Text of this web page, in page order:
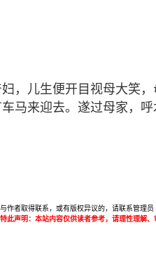
，儿生便开目视母大笑
马来迎去。遂过母家，
者取得联系，或有版权异议的，请联系管理
特此声明：本站内容仅供读者参考，请理性理解、